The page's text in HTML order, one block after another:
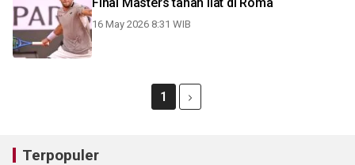
16 May 2026 8:31 WIB
1
Terpopuler